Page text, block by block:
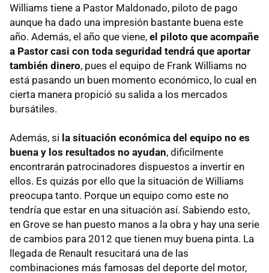
Williams tiene a Pastor Maldonado, piloto de pago
aunque ha dado una impresión bastante buena este
año. Además, el año que viene, el piloto que acompañe
a Pastor casi con toda seguridad tendrá que aportar
también dinero, pues el equipo de Frank Williams no
está pasando un buen momento económico, lo cual en
cierta manera propició su salida a los mercados
bursátiles.
Además, si la situación económica del equipo no es
buena y los resultados no ayudan, dificilmente
encontrarán patrocinadores dispuestos a invertir en
ellos. Es quizás por ello que la situación de Williams
preocupa tanto. Porque un equipo como este no
tendría que estar en una situación así. Sabiendo esto,
en Grove se han puesto manos a la obra y hay una serie
de cambios para 2012 que tienen muy buena pinta. La
llegada de Renault resucitará una de las
combinaciones más famosas del deporte del motor,